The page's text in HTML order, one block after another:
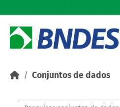
Conjuntos de dados